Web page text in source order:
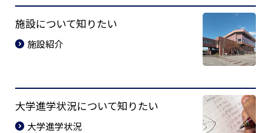
施設について知りたい
施設紹介
大学進学状況について知りたい
大学進学状況